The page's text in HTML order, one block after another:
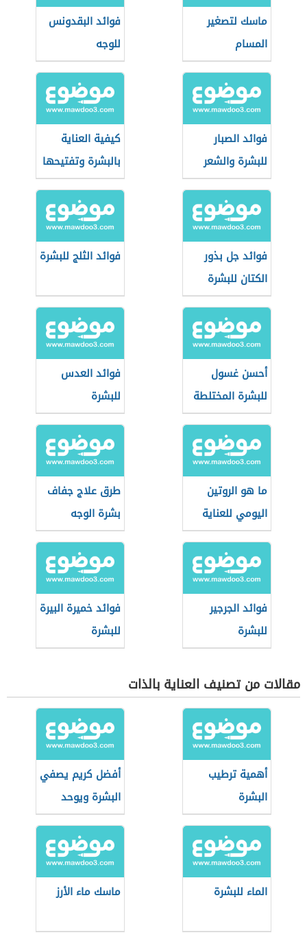
ماسك لتصغير
المسام
فوائد البقدونس
للوجه
فوائد الصبار
للبشرة والشعر
كيفية العناية
بالبشرة وتفتيحها
فوائد جل بذور
الكتان للبشرة
فوائد الثلج للبشرة
أحسن غسول
للبشرة المختلطة
فوائد العدس
للبشرة
ما هو الروتين
اليومي للعناية
بالبشرة
طرق علاج جفاف
بشرة الوجه
فوائد الجرجير
للبشرة
فوائد خميرة البيرة
للبشرة
مقالات من تصنيف العناية بالذات
أهمية ترطيب
البشرة
أفضل كريم يصفي
البشرة ويوحد
لونها
الماء للبشرة ماسك ماء الأرز